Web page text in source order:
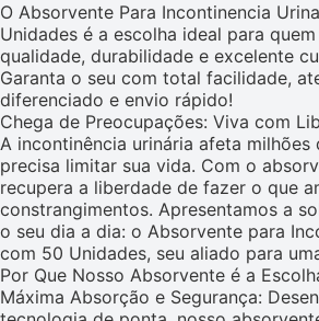
O Absorvente Para Incontinencia
Unidades é a escolha ideal para
qualidade, durabilidade e excelente
Garanta o seu com total facilidade,
diferenciado e envio rápido!
Chega de Preocupações: Viva com
A incontinência urinária afeta milhões
precisa limitar sua vida. Com o
recupera a liberdade de fazer o que
constrangimentos. Apresentamos a
o seu dia a dia: o Absorvente para
com 50 Unidades, seu aliado para
Por Que Nosso Absorvente é a
Máxima Absorção e Segurança: